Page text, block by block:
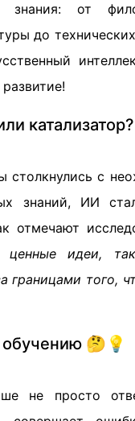
знания: от
до
с
знаний, ИИ
отмечают
ценные идеи,
того,
🤔💡
не просто